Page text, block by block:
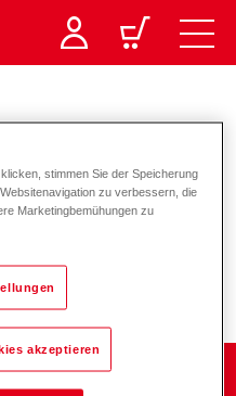
Energie und
stimmen Sie der Speicherung
zu verbessern, die
Marketingbemühungen zu
akzeptieren